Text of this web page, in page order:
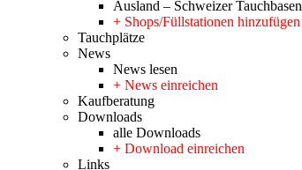
Ausland – Schweizer Tauchbasen
+ Shops/Füllstationen hinzufügen
Tauchplätze
News
News lesen
+ News einreichen
Kaufberatung
Downloads
alle Downloads
+ Download einreichen
Links